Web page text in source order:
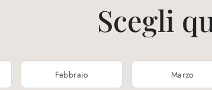
Scegli
Febbraio Marzo